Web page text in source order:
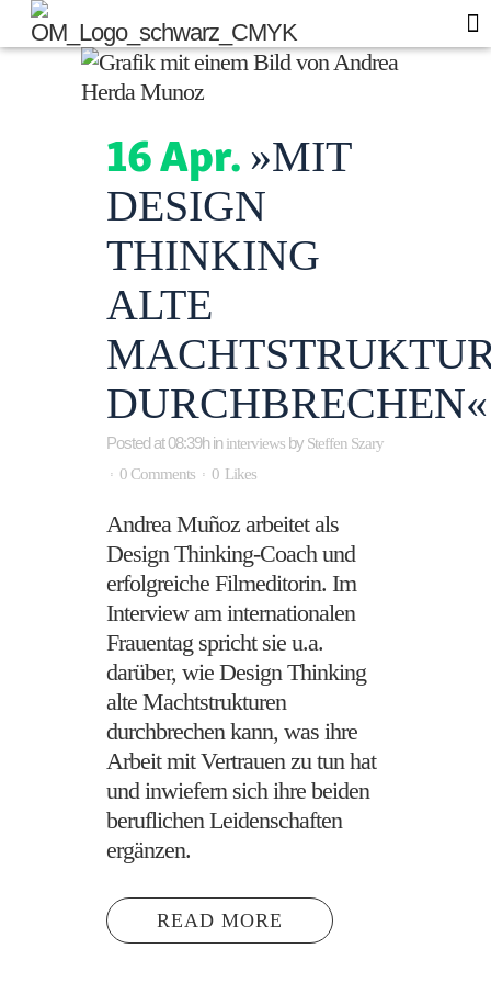
16 Apr. »MIT
DESIGN
THINKING
ALTE
DURCHBRECHEN«
Posted at 08:39hininterviews by Steffen Szary
0 Comments
0 Likes
Andrea Muñoz arbeitet als
Design Thinking-Coach und
erfolgreiche Filmeditorin. Im
Interview am internationalen
Frauentag spricht sie u.a.
darüber, wie Design Thinking
alte Machtstrukturen
durchbrechen kann, was ihre
Arbeit mit Vertrauen zu tun hat
und inwiefern sich ihre beiden
beruflichen Leidenschaften
ergänzen.
READ MORE